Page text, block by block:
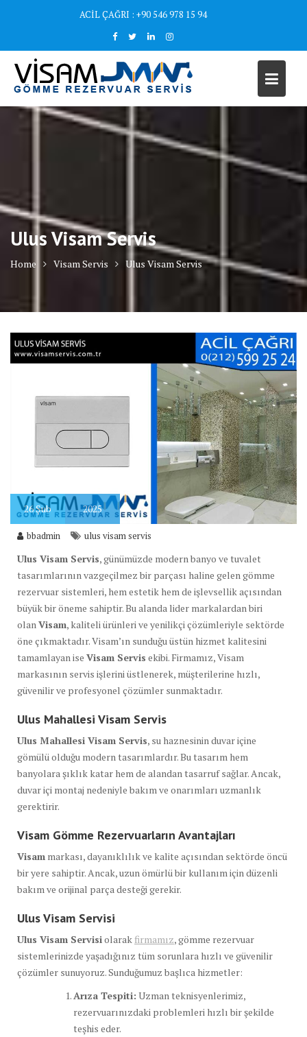
ACİL ÇAĞRI : +90 546 978 15 94
Ulus Visam Servis
Home Visam Servis Ulus Visam Servis
26Şub 2025
bbadmin ulus visam servis
Ulus Visam Servis, günümüzde modern banyo ve tuvalet
tasarımlarının vazgeçilmez bir parçası haline gelen gömme
rezervuar sistemleri, hem estetik hem de işlevsellik açısından
büyük bir öneme sahiptir. Bu alanda lider markalardan biri
olan Visam, kaliteli ürünleri ve yenilikçi çözümleriyle sektörde
öne çıkmaktadır. Visam’ın sunduğu üstün hizmet kalitesini
tamamlayan ise Visam Servis ekibi. Firmamız, Visam
markasının servis işlerini üstlenerek, müşterilerine hızlı,
güvenilir ve profesyonel çözümler sunmaktadır.
Ulus Mahallesi Visam Servis
Ulus Mahallesi Visam Servis, su haznesinin duvar içine
gömülü olduğu modern tasarımlardır. Bu tasarım hem
banyolara şıklık katar hem de alandan tasarruf sağlar. Ancak,
duvar içi montaj nedeniyle bakım ve onarımları uzmanlık
gerektirir.
Visam Gömme Rezervuarların Avantajları
Visam markası, dayanıklılık ve kalite açısından sektörde öncü
bir yere sahiptir. Ancak, uzun ömürlü bir kullanım için düzenli
bakım ve orijinal parça desteği gerekir.
Ulus Visam Servisi
Ulus Visam Servisiolarak firmamız, gömme rezervuar
sistemlerinizde yaşadığınız tüm sorunlara hızlı ve güvenilir
çözümler sunuyoruz. Sunduğumuz başlıca hizmetler:
Arıza Tespiti: Uzman teknisyenlerimiz,
rezervuarınızdaki problemleri hızlı bir şekilde
teşhis eder.